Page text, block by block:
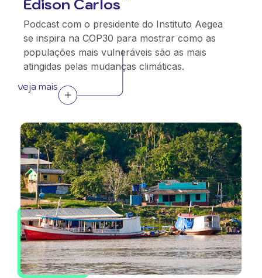
Édison Carlos
Podcast com o presidente do Instituto Aegea
se inspira na COP30 para mostrar como as
populações mais vulneráveis são as mais
atingidas pelas mudanças climáticas.
veja mais